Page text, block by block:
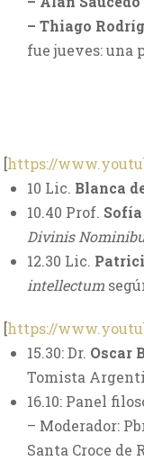
– Thiago
fue jueves: una
[https://
10 Lic. Blanca
10.40 Prof.
Divinis
12.30 Lic.
intellectum
[https://
15.30: Dr. Oscar
Tomista
16.10: Panel
– Moderador:
Santa Croce de